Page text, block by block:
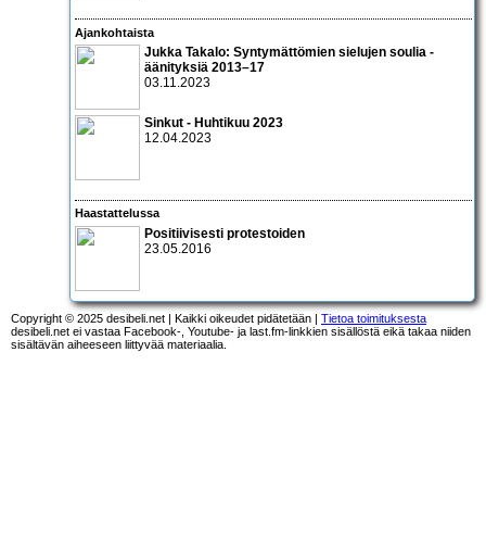
Ajankohtaista
Jukka Takalo: Syntymättömien sielujen soulia -
äänityksiä 2013–17
03.11.2023
Sinkut - Huhtikuu 2023
12.04.2023
Haastattelussa
Positiivisesti protestoiden
23.05.2016
Copyright © 2025 desibeli.net | Kaikki oikeudet pidätetään | Tietoa toimituksesta
desibeli.net ei vastaa Facebook-, Youtube- ja last.fm-linkkien sisällöstä eikä takaa niiden
sisältävän aiheeseen liittyvää materiaalia.